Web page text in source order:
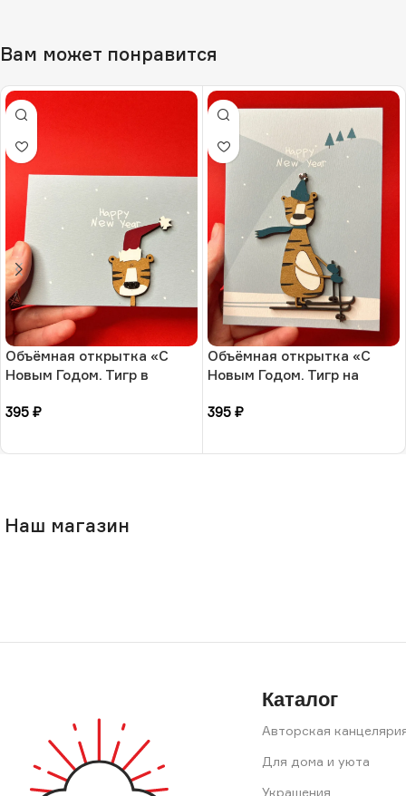
Вам может понравится
Объёмная открытка «С
Новым Годом. Тигр в
395 ₽
Объёмная открытка «С
Новым Годом. Тигр на
395 ₽
Наш магазин
Каталог
Авторская
Для дома и уюта
Украшения